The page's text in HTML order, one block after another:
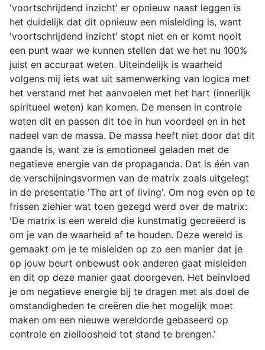
'voortschrijdend inzicht' er opnieuw naast leggen is
het duidelijk dat dit opnieuw een misleiding is, want
'voortschrijdend inzicht' stopt niet en er komt nooit
een punt waar we kunnen stellen dat we het nu 100%
juist en accuraat weten. Uiteindelijk is waarheid
volgens mij iets wat uit samenwerking van logica met
het verstand met het aanvoelen met het hart (innerlijk
spiritueel weten) kan komen. De mensen in controle
weten dit en passen dit toe in hun voordeel en in het
nadeel van de massa. De massa heeft niet door dat dit
gaande is, want ze is emotioneel geladen met de
negatieve energie van de propaganda. Dat is één van
de verschijningsvormen van de matrix zoals uitgelegt
in de presentatie 'The art of living'. Om nog even op te
frissen ziehier wat toen gezegd werd over de matrix:
'De matrix is een wereld die kunstmatig gecreëerd is
om je van de waarheid af te houden. Deze wereld is
gemaakt om je te misleiden op zo een manier dat je
op jouw beurt onbewust ook anderen gaat misleiden
en dit op deze manier gaat doorgeven. Het beïnvloed
je om negatieve energie bij te dragen met als doel de
omstandigheden te creëren die het mogelijk moet
maken om een nieuwe wereldorde gebaseerd op
controle en zielloosheid tot stand te brengen.'